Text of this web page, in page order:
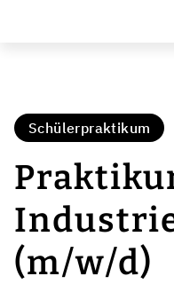
Schülerpraktikum
(m/w/d)